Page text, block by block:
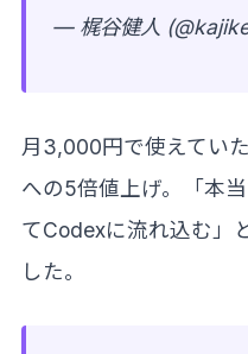
— 梶谷健人
月3,000円で使えてい
への5倍値上げ。「本
てCodexに流れ込む」
した。